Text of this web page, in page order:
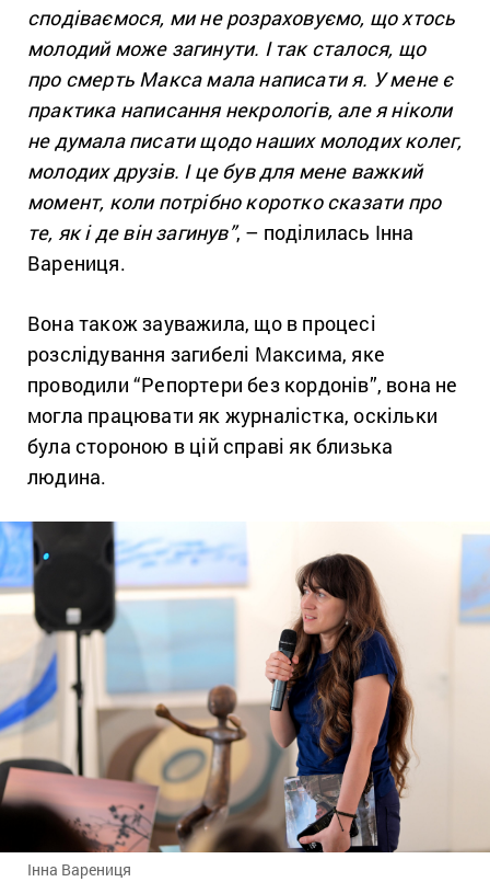
сподіваємося, ми не розраховуємо, що хтось
молодий може загинути. І так сталося, що
про смерть Макса мала написати я. У мене є
практика написання некрологів, але я ніколи
не думала писати щодо наших молодих колег,
молодих друзів. І це був для мене важкий
момент, коли потрібно коротко сказати про
те, як і де він загинув”, – поділилась Інна
Варениця.
Вона також зауважила, що в процесі
розслідування загибелі Максима, яке
проводили “Репортери без кордонів”, вона не
могла працювати як журналістка, оскільки
була стороною в цій справі як близька
людина.
Інна Варениця